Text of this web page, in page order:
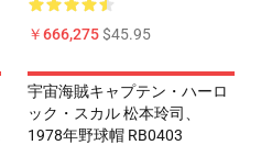
￥666,275$45.95
宇宙海賊キャプテン・ハーロ
ック・スカル 松本玲司、
1978年野球帽 RB0403